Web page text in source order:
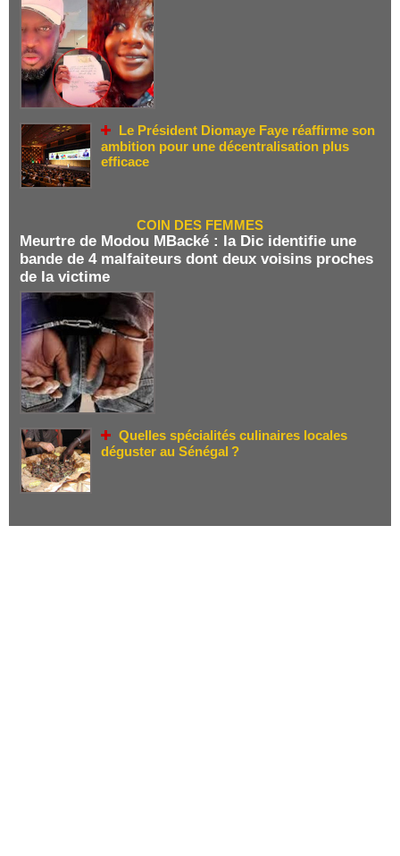
Le Président Diomaye Faye réaffirme son
ambition pour une décentralisation plus
efficace
COIN DES FEMMES
Meurtre de Modou MBacké : la Dic identifie une
bande de 4 malfaiteurs dont deux voisins proches
de la victime
Quelles spécialités culinaires locales
déguster au Sénégal ?